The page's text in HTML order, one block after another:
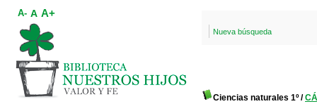
Nueva búsqueda
Ciencias naturales 1º/
A- A A+